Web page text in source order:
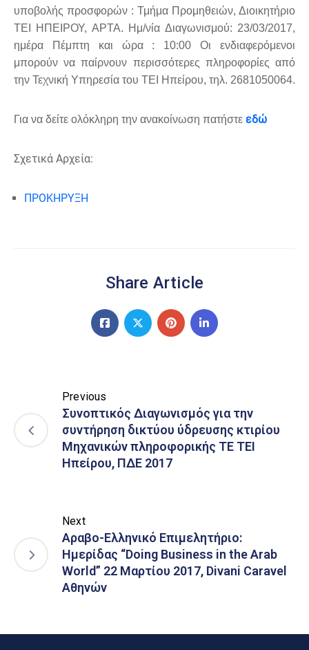
υποβολής προσφορών : Τμήμα Προμηθειών, Διοικητήριο
ΤΕΙ ΗΠΕΙΡΟΥ, ΑΡΤΑ. Ημ/νία Διαγωνισμού: 23/03/2017,
ημέρα Πέμπτη και ώρα : 10:00 Οι ενδιαφερόμενοι
μπορούν να παίρνουν περισσότερες πληροφορίες από
την Τεχνική Υπηρεσία του ΤΕΙ Ηπείρου, τηλ. 2681050064.
Για να δείτε ολόκληρη την ανακοίνωση πατήστε εδώ
Σχετικά Αρχεία:
ΠΡΟΚΗΡΥΞΗ
Share Article
Previous
Συνοπτικός Διαγωνισμός για την
συντήρηση δικτύου ύδρευσης κτιρίου
Μηχανικών πληροφορικής TE ΤΕΙ
Ηπείρου, ΠΔΕ 2017
Next
Αραβο-Ελληνικό Επιμελητήριο:
Ημερίδας “Doing Business in the Arab
World” 22 Μαρτίου 2017, Divani Caravel
Αθηνών